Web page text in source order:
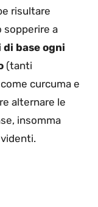
risultare
sopperire a
base ogni
(tanti
curcuma e
alternare le
insomma